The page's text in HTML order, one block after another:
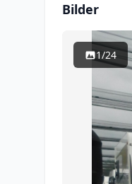
Bilder
1/24